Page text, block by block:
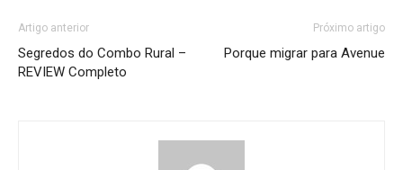
Artigo anterior
Segredos do Combo Rural –
REVIEW Completo
Próximo artigo
Porque migrar para Avenue